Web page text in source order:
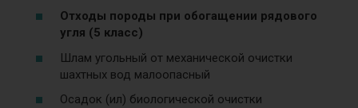
Отходы породы при обогащении рядового
угля (5 класс)
Шлам угольный от механической очистки
шахтных вод малоопасный
Осадок (ил) биологической очистки